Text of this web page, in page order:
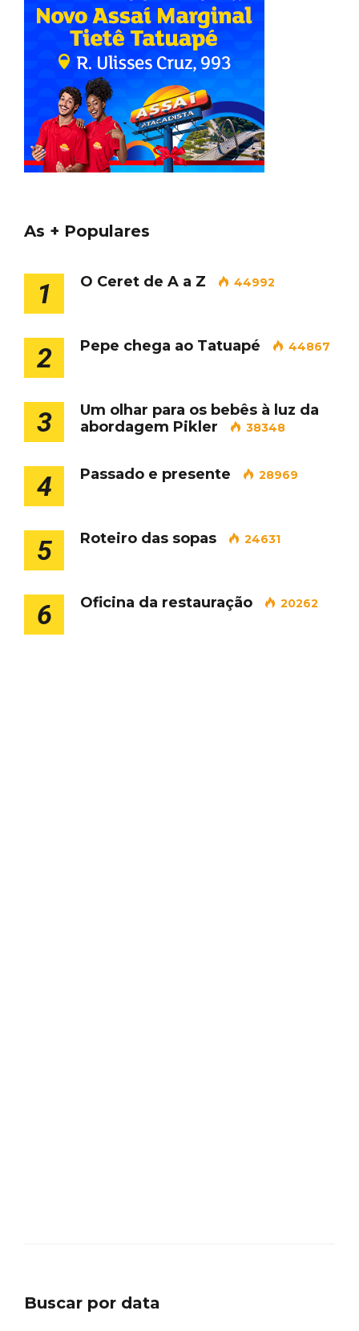
As + Populares
1 O Ceret de A a Z 44992
2 Pepe chega ao Tatuapé 44867
3
Um olhar para os bebês à luz da
abordagem Pikler
38348
4 Passado e presente 28969
5 Roteiro das sopas 24631
6 Oficina da restauração 20262
Buscar por data